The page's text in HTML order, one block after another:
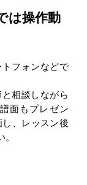
は操作動
フォンなどで
相談しながら
面もプレゼン
、レッスン後